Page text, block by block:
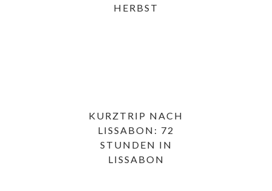
HERBST
KURZTRIP NACH
LISSABON: 72
STUNDEN IN
LISSABON